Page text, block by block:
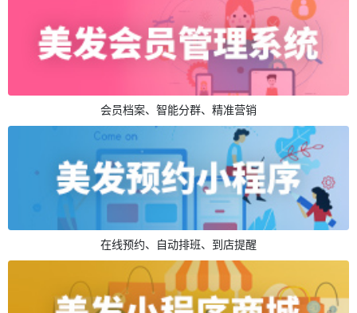
会员档案、智能分群、精准营销
在线预约、自动排班、到店提醒